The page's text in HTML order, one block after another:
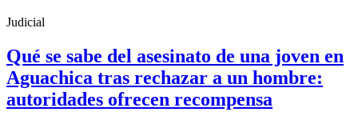
Judicial
Qué se sabe del asesinato de una joven en
Aguachica tras rechazar a un hombre:
autoridades ofrecen recompensa